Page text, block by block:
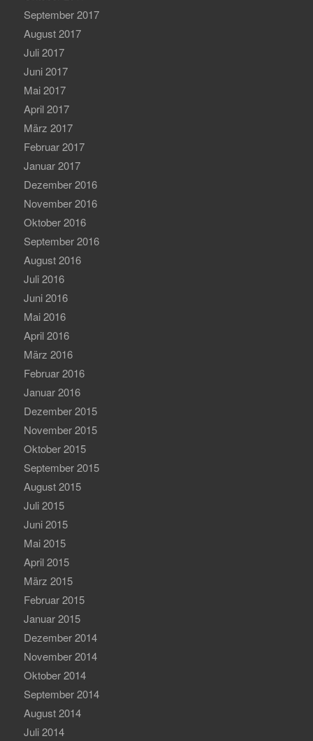
September 2017
August 2017
Juli 2017
Juni 2017
Mai 2017
April 2017
März 2017
Februar 2017
Januar 2017
Dezember 2016
November 2016
Oktober 2016
September 2016
August 2016
Juli 2016
Juni 2016
Mai 2016
April 2016
März 2016
Februar 2016
Januar 2016
Dezember 2015
November 2015
Oktober 2015
September 2015
August 2015
Juli 2015
Juni 2015
Mai 2015
April 2015
März 2015
Februar 2015
Januar 2015
Dezember 2014
November 2014
Oktober 2014
September 2014
August 2014
Juli 2014